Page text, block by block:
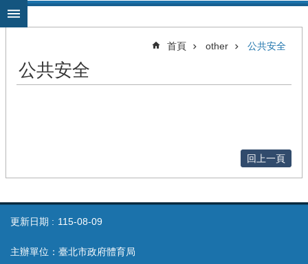
跳到主要內容區塊
首頁 other 公共安全
公共安全
回上一頁
更新日期 115-08-09
主辦單位：臺北市政府體育局